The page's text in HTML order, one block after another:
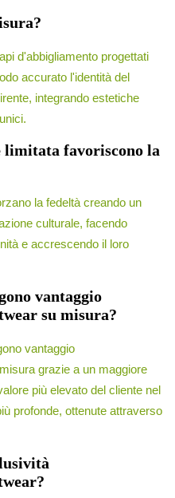
d'abbigliamento progettati
accurato l'identità del
integrando estetiche
limitata favoriscono la
la fedeltà creando un
culturale, facendo
e accrescendo il loro
vantaggio
su misura?
vantaggio
grazie a un maggiore
più elevato del cliente nel
profonde, ottenute attraverso